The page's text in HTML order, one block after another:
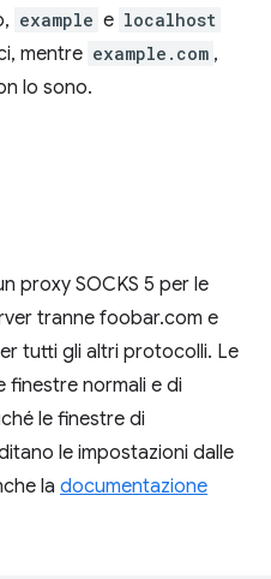
example e localhost
mentre example.com ,
lo sono.
proxy SOCKS 5 per le
tranne foobar.com e
tutti gli altri protocolli. Le
finestre normali e di
le finestre di
le impostazioni dalle
la documentazione